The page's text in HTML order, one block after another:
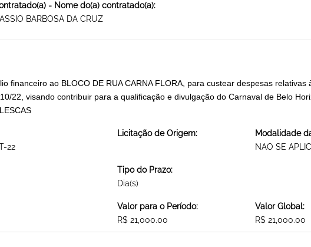
- Nome do(a) contratado(a):
BARBOSA DA CRUZ
financeiro ao BLOCO DE RUA CARNA FLORA, para custear despesas
22, visando contribuir para a qualificação e divulgação do Carnaval de Belo
22
Licitação de Origem:
Modalidade
NAO SE
Tipo do Prazo:
Dia(s)
Valor para o Período:
R$ 21,000.00
Valor Global:
R$ 21,000.00